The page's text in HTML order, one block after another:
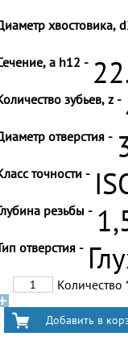
хвостовика,
a h12 -
зубьев, z -
отверстия -
точности -
резьбы -
отверстия -
Количество